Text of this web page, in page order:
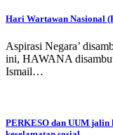
Hari Wartawan Nasional
Aspirasi Negara’
ini, HAWANA
Ismail…
PERKESO dan UUM